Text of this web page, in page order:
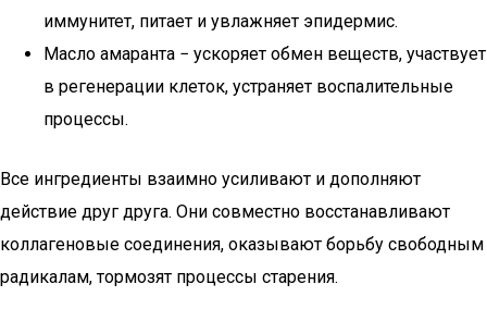
иммунитет, питает и увлажняет эпидермис.
Масло амаранта − ускоряет обмен веществ, участвует
в регенерации клеток, устраняет воспалительные
процессы.
Все ингредиенты взаимно усиливают и дополняют
действие друг друга. Они совместно восстанавливают
коллагеновые соединения, оказывают борьбу свободным
радикалам, тормозят процессы старения.